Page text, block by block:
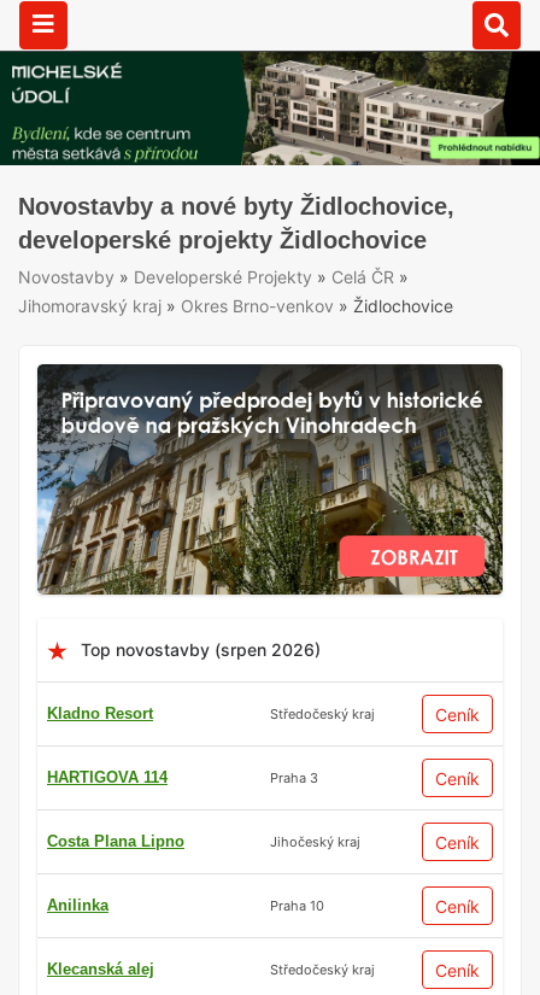
Novostavby a nové byty Židlochovice,
developerské projekty Židlochovice
Novostavby » Developerské Projekty » Celá ČR »
Jihomoravský kraj » Okres Brno-venkov » Židlochovice
Top novostavby (srpen 2026)
Kladno Resort Středočeský kraj Ceník
HARTIGOVA 114 Praha 3 Ceník
Costa Plana Lipno Jihočeský kraj Ceník
Anilinka Praha 10 Ceník
Klecanská alej Středočeský kraj Ceník